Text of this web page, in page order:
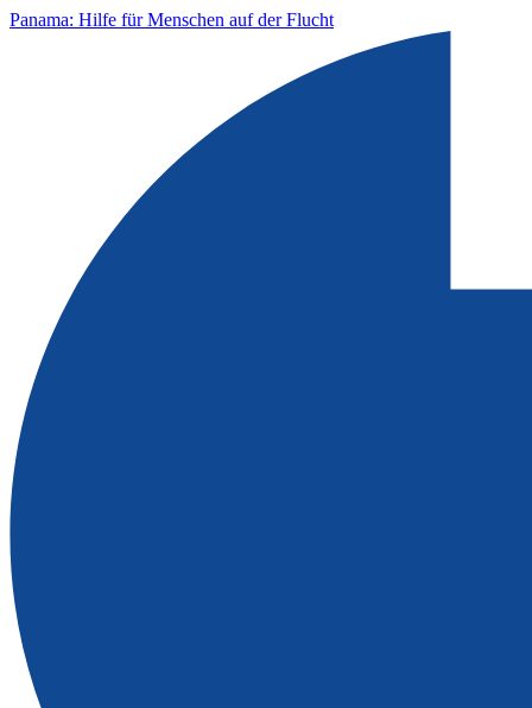
Panama: Hilfe für Menschen auf der Flucht